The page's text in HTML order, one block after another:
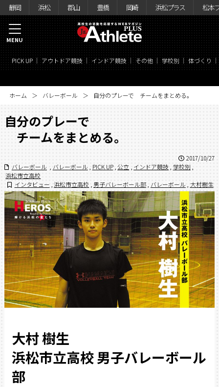
静岡 浜松 郡山 豊橋 岡崎 浜松プラス 松本
PICK UP アウトドア競技 インドア競技 その他 学校別 体づくり
MENU
ホーム バレーボール 自分のプレーで チームをまとめる。
自分のプレーで
チームをまとめる。
2017/10/27
バレーボール
バレーボール PICK UP 公立 インドア競技 学校別
浜松市立高校
インタビュー 浜松市立高校 男子バレーボール部 バレーボール 大村樹生
大村 樹生
浜松市立高校 男子バレーボール
部